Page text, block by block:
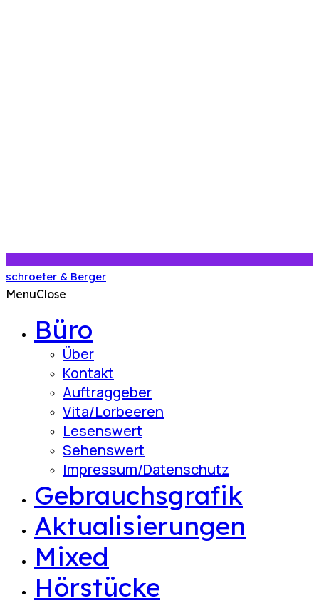
schroeter & Berger
MenuClose
Büro
Über
Kontakt
Auftraggeber
Vita/Lorbeeren
Lesenswert
Sehenswert
Impressum/Datenschutz
Gebrauchsgrafik
Aktualisierungen
Mixed
Hörstücke